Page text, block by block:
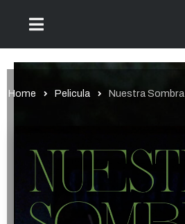
Home Pelicula Nuestra Sombra